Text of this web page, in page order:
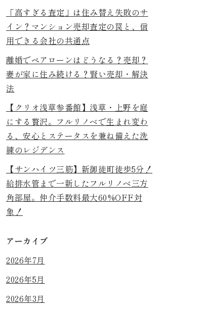
「高すぎる査定」は住み替え失敗のサ
イン？マンション売却査定の罠と、信
用できる会社の共通点
離婚でペアローンはどうなる？売却？
妻が家に住み続ける？賢い売却・解決
法
【クリオ浅草参番館】浅草・上野を庭
にする贅沢。フルリノベで生まれ変わ
る、安心とステータスを兼ね備えた洗
練のレジデンス
【サンハイツ三筋】新御徒町徒歩5分！
給排水管まで一新したフルリノベ三方
角部屋。仲介手数料最大60%OFF対
象！
アーカイブ
2026年7月
2026年5月
2026年3月